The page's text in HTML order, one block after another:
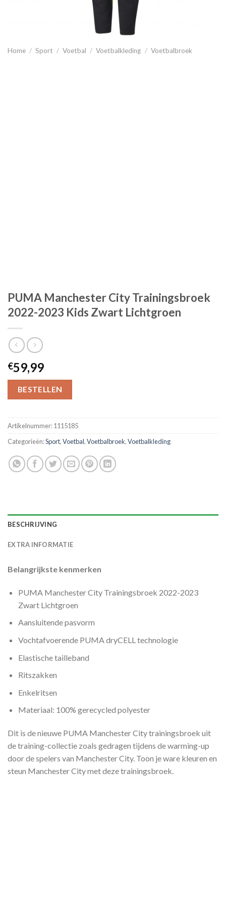
Home / Sport / Voetbal / Voetbalkleding / Voetbalbroek
PUMA Manchester City Trainingsbroek
2022-2023 Kids Zwart Lichtgroen
€59,99
BESTELLEN
Artikelnummer:1115185
Categorieën:Sport,Voetbal,Voetbalbroek,Voetbalkleding
BESCHRIJVING
EXTRA INFORMATIE
Belangrijkste kenmerken
PUMA Manchester City Trainingsbroek 2022-2023
Zwart Lichtgroen
Aansluitende pasvorm
Vochtafvoerende PUMA dryCELL technologie
Elastische tailleband
Ritszakken
Enkelritsen
Materiaal: 100% gerecycled polyester
Dit is de nieuwe PUMA Manchester City trainingsbroek uit
de training-collectie zoals gedragen tijdens de warming-up
door de spelers van Manchester City. Toon je ware kleuren en
steun Manchester City met deze trainingsbroek.